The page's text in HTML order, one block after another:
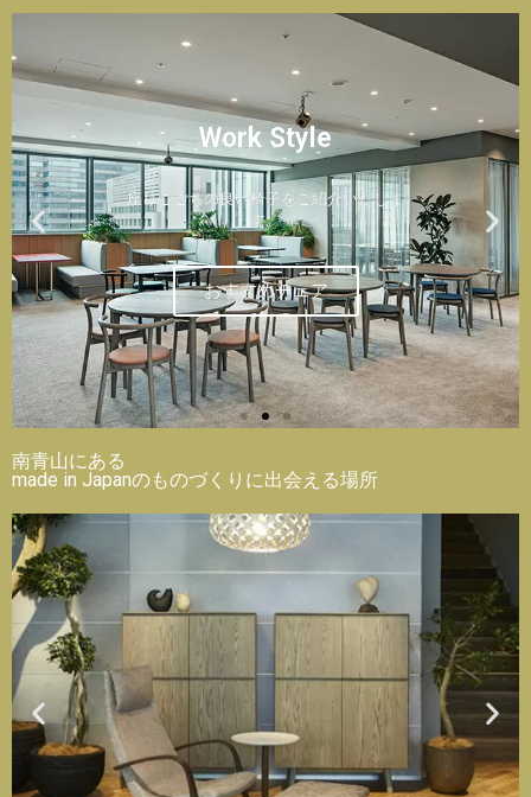
Work Style
座りごごちの良い椅子をご紹介いたしま
す。
おすすめチェア
南青山にある
made in Japanのものづくりに出会える場所